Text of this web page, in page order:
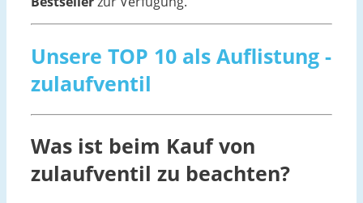
Unsere TOP 10 als Auflistung -
zulaufventil
Was ist beim Kauf von
zulaufventil zu beachten?